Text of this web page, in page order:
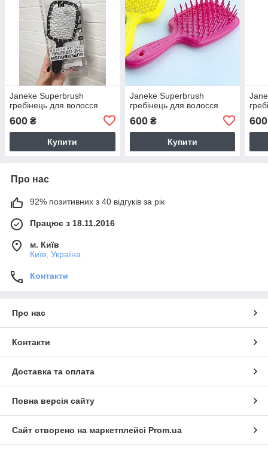
Janeke Superbrush
гребінець для волосся
600 ₴
Купити
Janeke Superbrush
гребінець для волосся
600₴
Купити
600
Про нас
92% позитивних з 40 відгуків за рік
Працює з 18.11.2016
м. Київ
Київ, Україна
Контакти
Про нас
Контакти
Доставка та оплата
Повна версія сайту
Сайт створено на маркетплейсі Prom.ua